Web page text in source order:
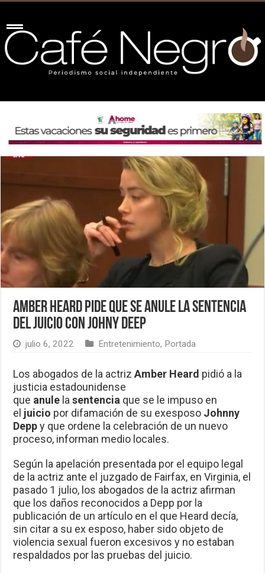
Amber Heard pide que se anule la sentencia
del juicio con Johny Deep
julio 6, 2022 Entretenimiento, Portada
Los abogados de la actrizAmber Heard pidió a la
justicia estadounidense
que anule lasentencia que se le impuso en
el juicio por difamación de su exesposo Johnny
Deppy que ordene la celebración de un nuevo
proceso, informan medio locales.
Según la apelación presentada por el equipo legal
de la actriz ante el juzgado de Fairfax, en Virginia, el
pasado 1 julio, los abogados de la actriz afirman
que los daños reconocidos a Depp por la
publicación de un artículo en el que Heard decía,
sin citar a su ex esposo, haber sido objeto de
violencia sexual fueron excesivos y no estaban
respaldados por las pruebas del juicio.